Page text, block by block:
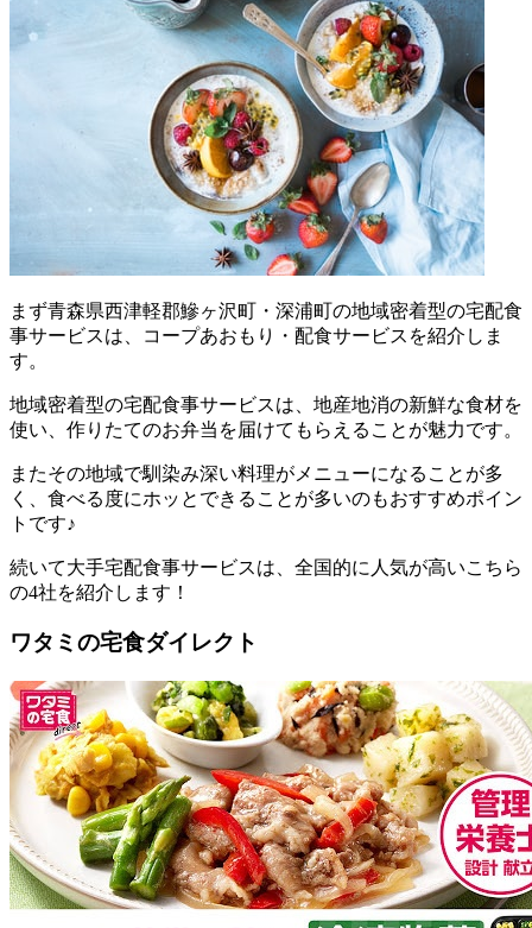
まず青森県西津軽郡鰺ヶ沢町・深浦町の地域密着型の宅配食
事サービスは、コープあおもり・配食サービスを紹介しま
す。
地域密着型の宅配食事サービスは、地産地消の新鮮な食材を
使い、作りたてのお弁当を届けてもらえることが魅力です。
またその地域で馴染み深い料理がメニューになることが多
く、食べる度にホッとできることが多いのもおすすめポイン
トです♪
続いて大手宅配食事サービスは、全国的に人気が高いこちら
の4社を紹介します！
ワタミの宅食ダイレクト